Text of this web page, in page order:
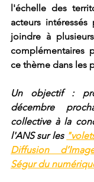
l'échelle des
acteurs
joindre à
complémentaires
ce thème dans les
Un objectif :
décembre
collective à la
l'ANS sur les
Diffusion
Ségur du